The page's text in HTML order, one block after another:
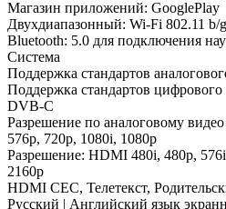
Магазин приложений: GooglePlay
Двухдиапазонный: Wi-Fi 802.11 b/
Bluetooth: 5.0 для подключения
Система
Поддержка стандартов
Поддержка стандартов
DVB-C
Разрешение по аналоговому
576p, 720p, 1080i, 1080p
Разрешение: HDMI 480i, 480p,
2160р
HDMI CEC, Телетекст,
Русский | Английский язык